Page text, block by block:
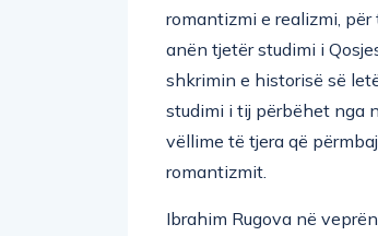
romantizmi e realizmi,
anën tjetër studimi i
shkrimin e historisë së
studimi i tij përbëhet nga
vëllime të tjera që
romantizmit.
Ibrahim Rugova në